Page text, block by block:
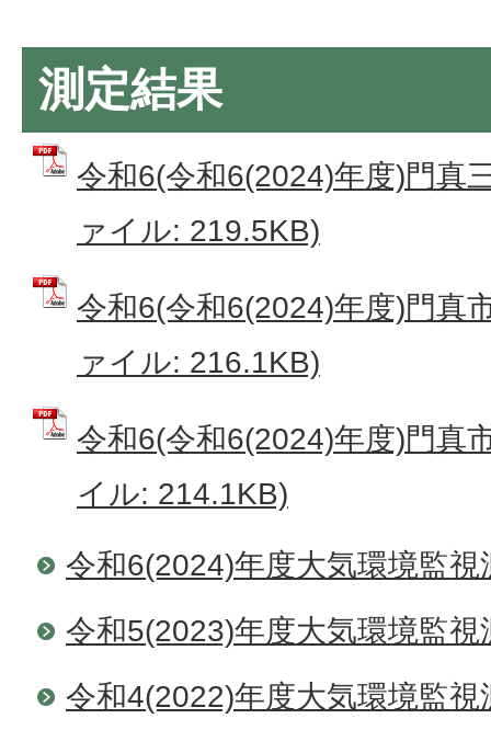
測定結果
令和6(令和6(2024)年度)門真
ァイル: 219.5KB)
令和6(令和6(2024)年度)門真
ァイル: 216.1KB)
令和6(令和6(2024)年度)門真
イル: 214.1KB)
令和6(2024)年度大気環境監視
令和5(2023)年度大気環境監視
令和4(2022)年度大気環境監視